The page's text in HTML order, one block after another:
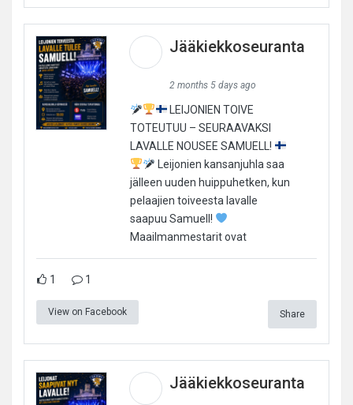
Jääkiekkoseuranta
2 months 5 days ago
LEIJONIEN TOIVE
TOTEUTUU – SEURAAVAKSI
LAVALLE NOUSEE SAMUELL!
Leijonien kansanjuhla saa
jälleen uuden huippuhetken, kun
pelaajien toiveesta lavalle
saapuu Samuell!
Maailmanmestarit ovat
1 1
View on Facebook Share
Jääkiekkoseuranta